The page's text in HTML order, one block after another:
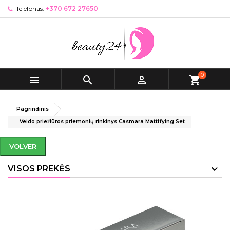
Telefonas: +370 672 27650
   shopping_cart0
Pagrindinis
Veido priežiūros priemonių rinkinys Casmara Mattifying Set
VOLVER
VISOS PREKĖS